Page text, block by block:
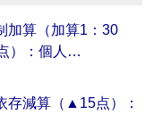
加算（加算1：30
）：個人…
存減算（▲15点）：